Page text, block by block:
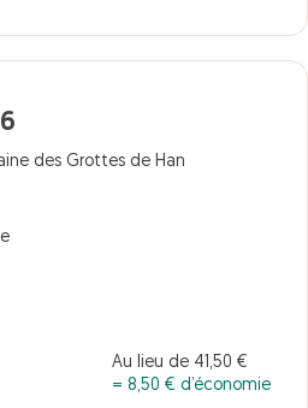
des Grottes de Han
Au lieu de 41,50 €
= 8,50 € d’économie